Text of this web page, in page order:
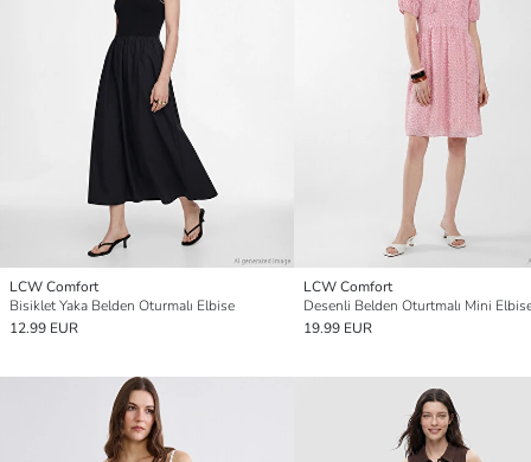
LCW Comfort
Bisiklet Yaka Belden Oturmalı Elbise
12.99 EUR
LCW Comfort
Desenli Belden Oturtmalı Mini
19.99 EUR